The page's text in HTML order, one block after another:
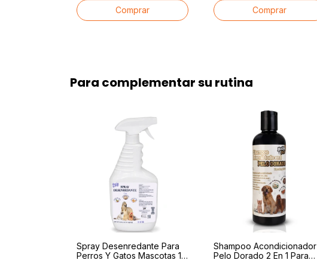
Para complementar su rutina
Spray Desenredante Para
Perros Y Gatos Mascotas 1lt
⁦Shampoo Acondicionador
Pelo Dorado 2 En 1 Para